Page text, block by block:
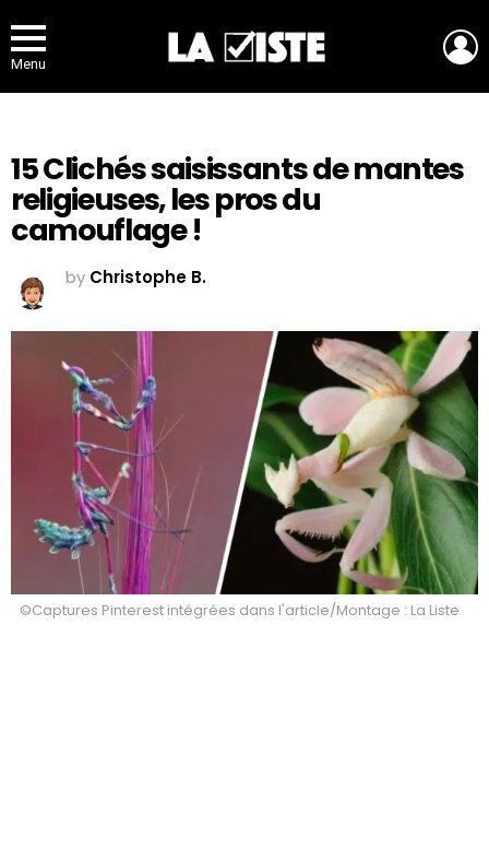
Menu
15 Clichés saisissants de mantes
religieuses, les pros du
camouflage !
by Christophe B.
©Captures Pinterest intégrées dans l'article/Montage : La Liste